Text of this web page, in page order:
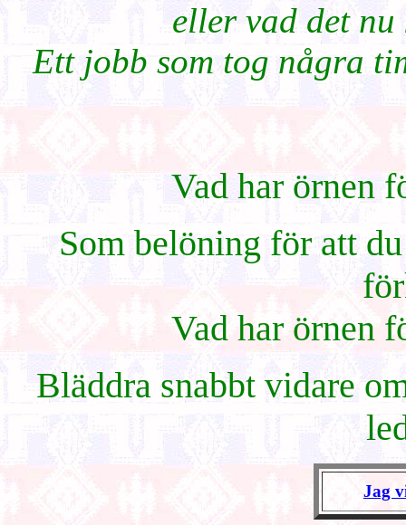
eller vad det
Ett jobb som tog några
Vad har örnen
Som belöning för att
Vad har örnen
Bläddra snabbt vidare
Jag